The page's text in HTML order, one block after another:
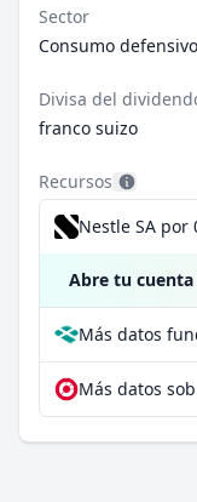
Sector
Consumo defensivo
Divisa del
franco suizo
Recursos
Abre tu cuenta
Más datos